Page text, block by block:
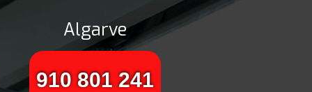
Algarve
910 801 241